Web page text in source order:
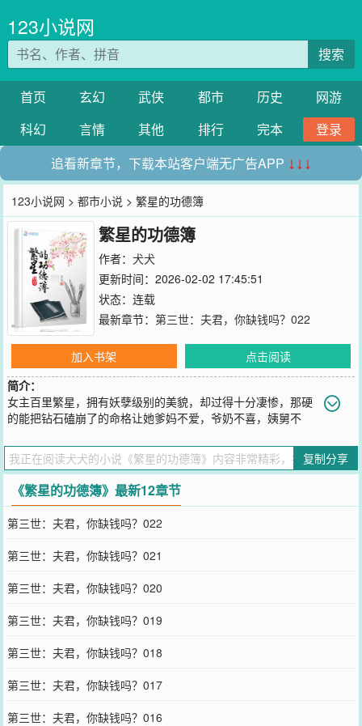
123小说网
搜索
首页 玄幻 武侠 都市 历史
网游
科幻
言情 其他 排行 完本
登录
追看新章节，下载本站客户端无广告APP ↓↓↓
123小说网 >都市小说 > 繁星的功德簿
繁星的功德簿
作者： 犬犬
更新时间：2026-02-02 17:45:51
状态：连载
最新章节： 第三世：夫君，你缺钱吗？022
加入书架
点击阅读
简介：
女主百里繁星，拥有妖孽级别的美貌，却过得十分凄惨，那硬
的能把钻石磕崩了的命格让她爹妈不爱，爷奶不喜，姨舅不
殴的男人能以满载的火车计算，据闻为此死伤的数量也是挺吓人的。
天可怜见的，她都没有勾引他们的说。可是没人信。众叛亲离，各种
嫉妒，导致了她灰暗，自暴自弃，反SH的人生，下场凄惨。不过，还
好，某次灌水了一尊泥塑的菩萨，给了她逆转命运的机会。繁星：
啥？改变自己的前世?菩提：没错，你的每一世都把自己过成了个妖孽
大反派，再不改命，你势必万万年年轮回于同一种悲催的命运。简单
点说，阿弥陀佛，亲，你要造福人类啊，你要积攒功德啊。繁星：
……好吧，她认命了。来吧，谁怕谁啊。于是，命运的齿轮启动。第
一世：这对夫妻命很硬。第二世：师尊在上。第三世……女主命很
硬，属于那种谁惹她，谁倒霉，谁怼她，谁去死的命格。女主也很
强，宇宙级别的战斗力。本书原名：幸福魔法书1、苏文！爽文！有金
手指！专注打脸一百年……本文属于快穿。2、每个穿越的世界都会过
完一生，直到男主死去。（男主环肥燕瘦，总有一款您热爱）3、不爱
看请点×！！
您要是觉得《
繁星的功德簿
微信里的朋友推荐哦！
复制分享
《繁星的功德簿》最新12章节
第三世：夫君，你缺钱吗？022
第三世：夫君，你缺钱吗？021
第三世：夫君，你缺钱吗？020
第三世：夫君，你缺钱吗？019
第三世：夫君，你缺钱吗？018
第三世：夫君，你缺钱吗？017
第三世：夫君，你缺钱吗？016